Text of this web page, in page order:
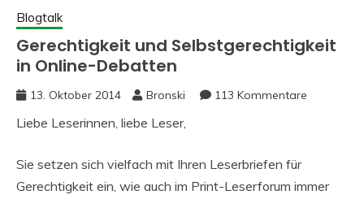
Blogtalk
Gerechtigkeit und Selbstgerechtigkeit
in Online-Debatten
13. Oktober 2014 Bronski 113 Kommentare
Liebe Leserinnen, liebe Leser,
Sie setzen sich vielfach mit Ihren Leserbriefen für
Gerechtigkeit ein, wie auch im Print-Leserforum immer